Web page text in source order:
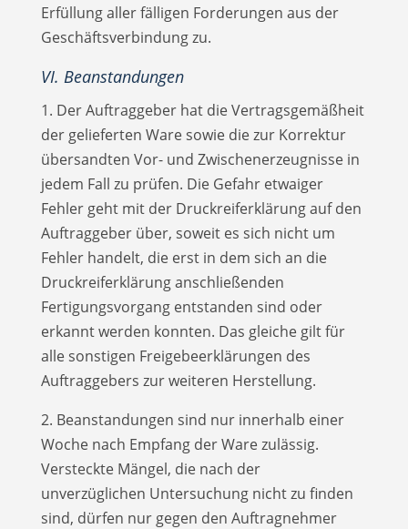
Erfüllung aller fälligen Forderungen aus der
Geschäftsverbindung zu.
VI. Beanstandungen
1. Der Auftraggeber hat die Vertragsgemäßheit
der gelieferten Ware sowie die zur Korrektur
übersandten Vor- und Zwischenerzeugnisse in
jedem Fall zu prüfen. Die Gefahr etwaiger
Fehler geht mit der Druckreiferklärung auf den
Auftraggeber über, soweit es sich nicht um
Fehler handelt, die erst in dem sich an die
Druckreiferklärung anschließenden
Fertigungsvorgang entstanden sind oder
erkannt werden konnten. Das gleiche gilt für
alle sonstigen Freigebeerklärungen des
Auftraggebers zur weiteren Herstellung.
2. Beanstandungen sind nur innerhalb einer
Woche nach Empfang der Ware zulässig.
Versteckte Mängel, die nach der
unverzüglichen Unter­suchung nicht zu finden
sind, dürfen nur gegen den Auftragnehmer